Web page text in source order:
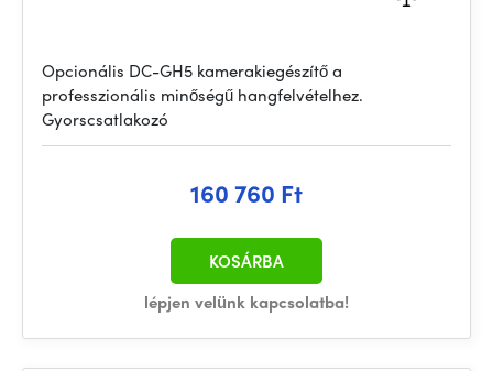
Opcionális DC-GH5 kamerakiegészítő a
professzionális minőségű hangfelvételhez.
Gyorscsatlakozó
160 760 Ft
lépjen velünk kapcsolatba!
KOSÁRBA